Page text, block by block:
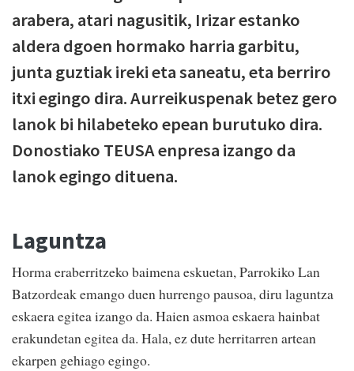
arabera, atari nagusitik, Irizar estanko
aldera dgoen hormako harria garbitu,
junta guztiak ireki eta saneatu, eta berriro
itxi egingo dira. Aurreikuspenak betez gero
lanok bi hilabeteko epean burutuko dira.
Donostiako TEUSA enpresa izango da
lanok egingo dituena.
Laguntza
Horma eraberritzeko baimena eskuetan, Parrokiko Lan
Batzordeak emango duen hurrengo pausoa, diru laguntza
eskaera egitea izango da. Haien asmoa eskaera hainbat
erakundetan egitea da. Hala, ez dute herritarren artean
ekarpen gehiago egingo.